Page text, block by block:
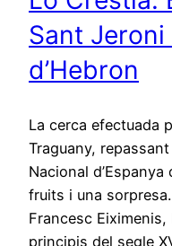
Sant Jeroni
d’Hebron
La cerca efectuada
Traguany,
Nacional
fruits i una
Francesc
principis del segle